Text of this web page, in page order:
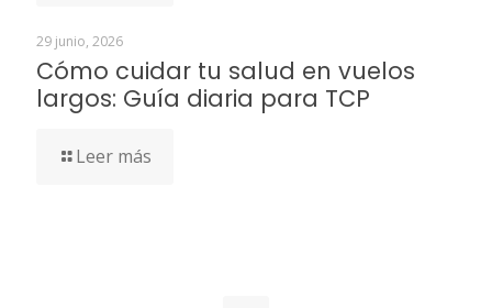
29 junio, 2026
Cómo cuidar tu salud en vuelos
largos: Guía diaria para TCP
Leer más